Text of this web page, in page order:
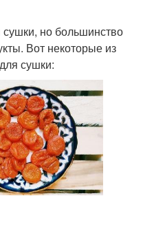
но большинство
Вот некоторые из
сушки: